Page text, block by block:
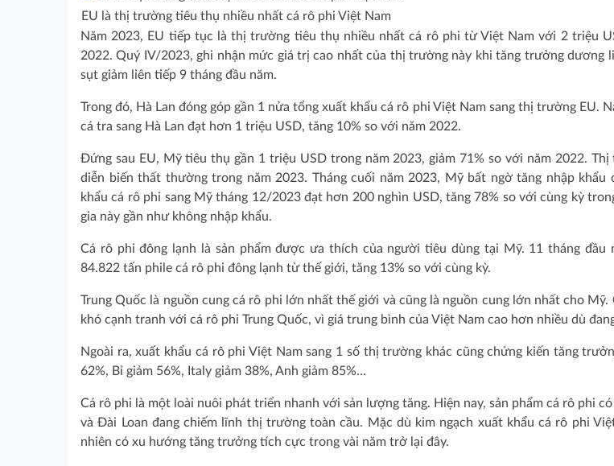
EU là thị trường tiêu thụ nhiều nhất cá rô phi Việt Nam
Năm 2023, EU tiếp tục là thị trường tiêu thụ nhiều nhất cá rô phi từ Việt Nam với 2 triệu
2022. Quý IV/2023, ghi nhận mức giá trị cao nhất của thị trường này khi tăng trưởng dương
sụt giảm liên tiếp 9 tháng đầu năm.
Trong đó, Hà Lan đóng góp gần 1 nửa tổng xuất khẩu cá rô phi Việt Nam sang thị trường EU.
cá tra sang Hà Lan đạt hơn 1 triệu USD, tăng 10% so với năm 2022.
Đứng sau EU, Mỹ tiêu thụ gần 1 triệu USD trong năm 2023, giảm 71% so với năm 2022.
diễn biến thất thường trong năm 2023. Tháng cuối năm 2023, Mỹ bất ngờ tăng nhập khẩu
khẩu cá rô phi sang Mỹ tháng 12/2023 đạt hơn 200 nghìn USD, tăng 78% so với cùng kỳ
gia này gần như không nhập khẩu.
Cá rô phi đông lạnh là sản phẩm được ưa thích của người tiêu dùng tại Mỹ. 11 tháng đầu
84.822 tấn phile cá rô phi đông lạnh từ thế giới, tăng 13% so với cùng kỳ.
Trung Quốc là nguồn cung cá rô phi lớn nhất thế giới và cũng là nguồn cung lớn nhất cho
khó cạnh tranh với cá rô phi Trung Quốc, vì giá trung bình của Việt Nam cao hơn nhiều dù
Ngoài ra, xuất khẩu cá rô phi Việt Nam sang 1 số thị trường khác cũng chứng kiến tăng
62%, Bỉ giảm 56%, Italy giảm 38%, Anh giảm 85%…
Cá rô phi là một loài nuôi phát triển nhanh với sản lượng tăng. Hiện nay, sản phẩm cá rô phi
và Đài Loan đang chiếm lĩnh thị trường toàn cầu. Mặc dù kim ngạch xuất khẩu cá rô phi
nhiên có xu hướng tăng trưởng tích cực trong vài năm trở lại đây.